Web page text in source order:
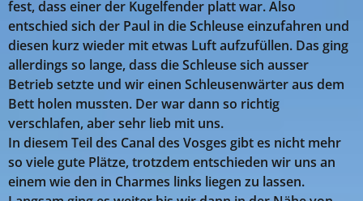
fest, dass einer der Kugelfender platt war. Also
entschied sich der Paul in die Schleuse einzufahren und
diesen kurz wieder mit etwas Luft aufzufüllen. Das ging
allerdings so lange, dass die Schleuse sich ausser
Betrieb setzte und wir einen Schleusenwärter aus dem
Bett holen mussten. Der war dann so richtig
verschlafen, aber sehr lieb mit uns.
In diesem Teil des Canal des Vosges gibt es nicht mehr
so viele gute Plätze, trotzdem entschieden wir uns an
einem wie den in Charmes links liegen zu lassen.